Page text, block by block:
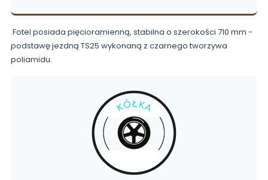
Fotel posiada pięcioramienną, stabilna o szerokości 710 mm -
podstawę jezdną TS25 wykonaną z czarnego tworzywa
poliamidu.